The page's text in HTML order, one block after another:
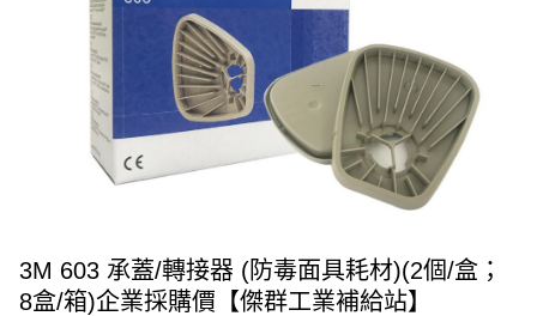
3M 603 承蓋/轉接器 (防毒面具耗材)(2個/盒；
8盒/箱)企業採購價【傑群工業補給站】